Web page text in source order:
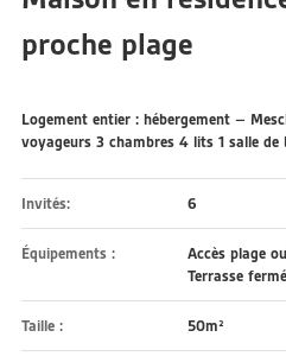
proche plage
Logement entier : hébergement –
voyageurs 3 chambres 4 lits 1 salle de
Invités: 6
Équipements : Accès plage
Terrasse
Taille : 50m²